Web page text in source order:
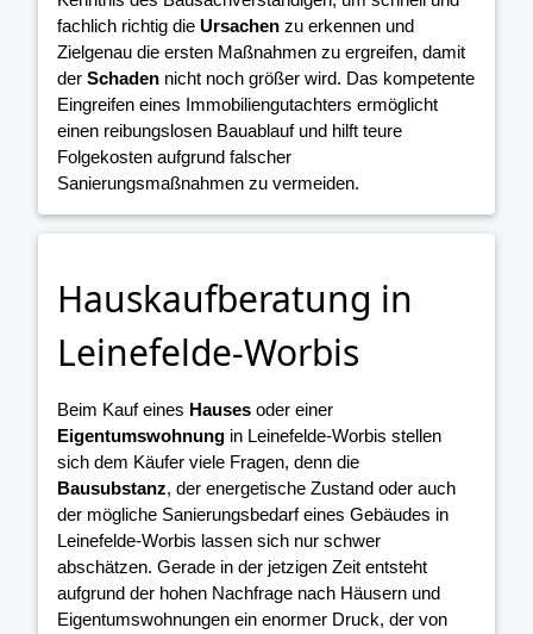
fachlich richtig die Ursachen zu erkennen und
Zielgenau die ersten Maßnahmen zu ergreifen, damit
der Schaden nicht noch größer wird. Das kompetente
Eingreifen eines Immobiliengutachters ermöglicht
einen reibungslosen Bauablauf und hilft teure
Folgekosten aufgrund falscher
Sanierungsmaßnahmen zu vermeiden.
Hauskaufberatung in
Leinefelde-Worbis
Beim Kauf eines Hauses oder einer
Eigentumswohnung in Leinefelde-Worbis stellen
sich dem Käufer viele Fragen, denn die
Bausubstanz, der energetische Zustand oder auch
der mögliche Sanierungsbedarf eines Gebäudes in
Leinefelde-Worbis lassen sich nur schwer
abschätzen. Gerade in der jetzigen Zeit entsteht
aufgrund der hohen Nachfrage nach Häusern und
Eigentumswohnungen ein enormer Druck, der von